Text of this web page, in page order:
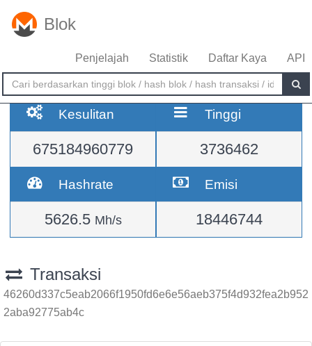
Blok
Penjelajah Statistik Daftar Kaya API
Kesulitan
675184960779
Tinggi
3736462
Hashrate
5626.5 Mh/s
Emisi
18446744
Transaksi
46260d337c5eab2066f1950fd6e6e56aeb375f4d932fea2b952
2aba92775ab4c